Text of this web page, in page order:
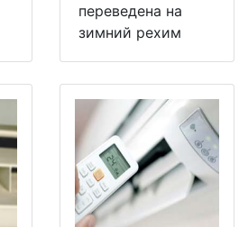
переведена на
зимний рехим